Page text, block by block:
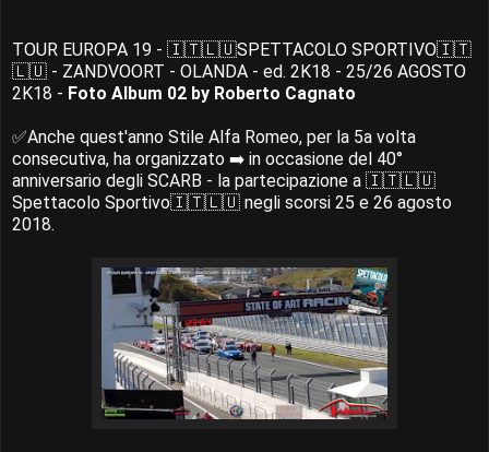
TOUR EUROPA 19 - 🇮🇹🇱🇺SPETTACOLO SPORTIVO🇮🇹
🇱🇺 - ZANDVOORT - OLANDA - ed. 2K18 - 25/26 AGOSTO
2K18 - Foto Album 02 by Roberto Cagnato
✅Anche quest'anno Stile Alfa Romeo, per la 5a volta
consecutiva, ha organizzato ➡️ in occasione del 40°
anniversario degli SCARB - la partecipazione a 🇮🇹🇱🇺
Spettacolo Sportivo🇮🇹🇱🇺 negli scorsi 25 e 26 agosto
2018.